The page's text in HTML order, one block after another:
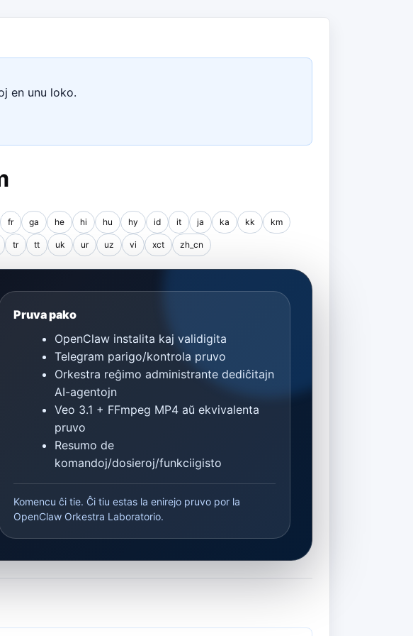
en unu loko.
fr ga he hi hu hy id it ja ka kk km
tr tt uk ur uz vi xct zh_cn
Pruva pako
OpenClaw instalita kaj validigita
Telegram parigo/kontrola pruvo
Orkestra reĝimo administrante dediĉitajn
AI-agentojn
Veo 3.1 + FFmpeg MP4 aŭ ekvivalenta
pruvo
Resumo de
komandoj/dosieroj/funkciigisto
Komencu ĉi tie. Ĉi tiu estas la enirejo pruvo por la
OpenClaw Orkestra Laboratorio.